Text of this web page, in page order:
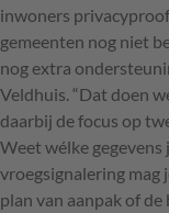
inwoners
gemeenten nog niet
nog extra
Veldhuis. “Dat doen
daarbij de focus op
Weet wélke gegevens
vroegsignalering mag
plan van aanpak of